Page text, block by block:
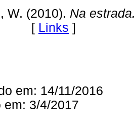
W. (2010). Na estrada.
[ Links ]
em: 14/11/2016
em: 3/4/2017